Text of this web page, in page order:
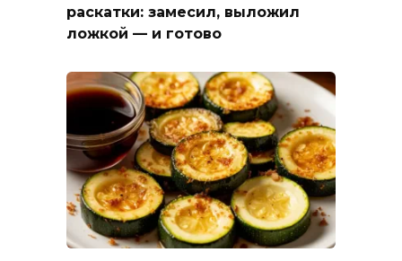
раскатки: замесил, выложил
ложкой — и готово